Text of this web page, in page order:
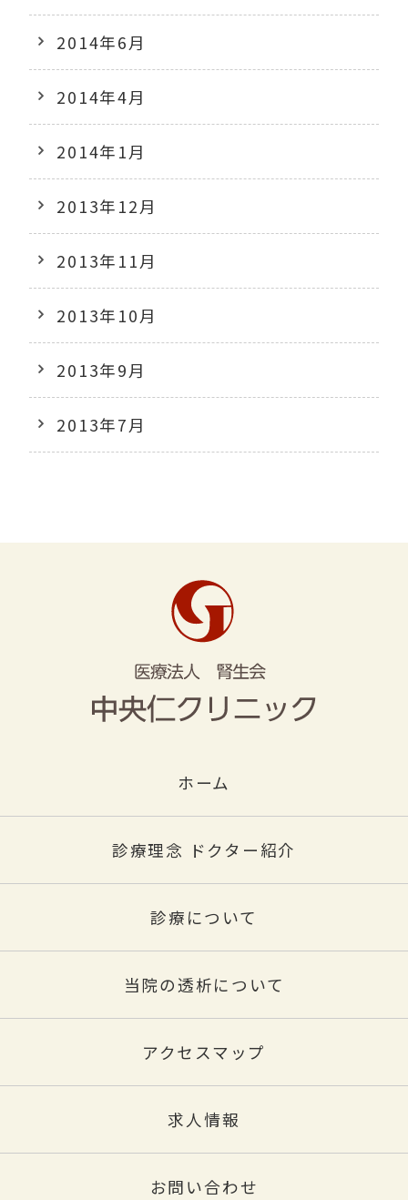
2014年6月
2014年4月
2014年1月
2013年12月
2013年11月
2013年10月
2013年9月
2013年7月
ホーム
診療理念 ドクター紹介
診療について
当院の透析について
アクセスマップ
求人情報
お問い合わせ